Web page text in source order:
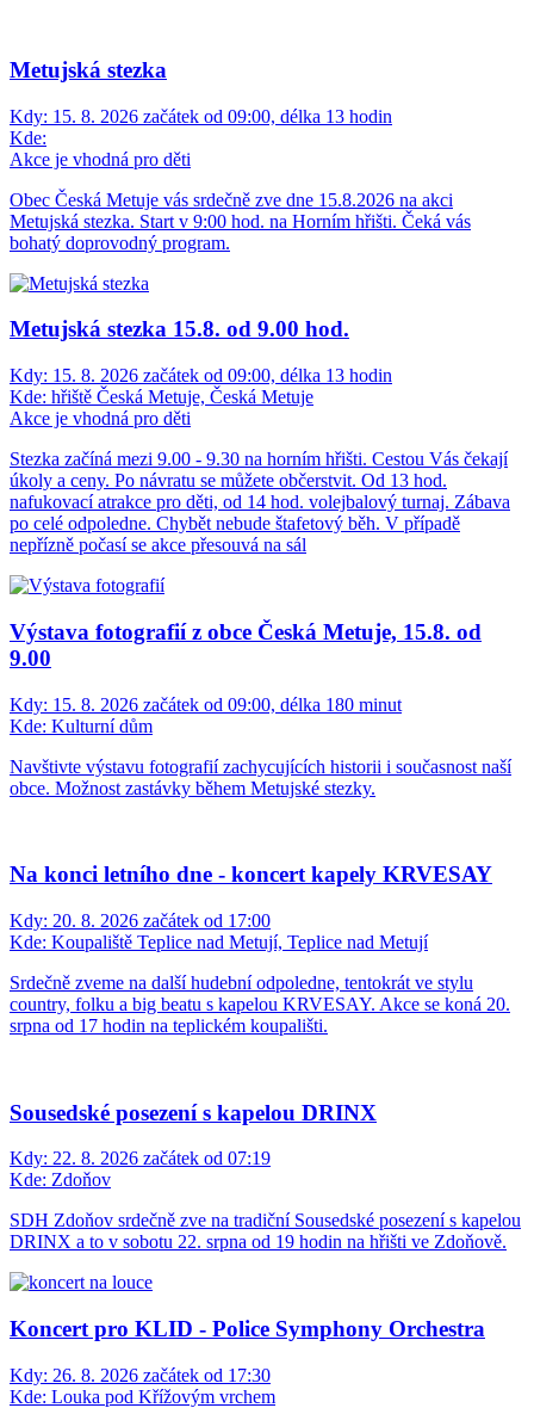
Metujská stezka
Kdy: 15. 8. 2026 začátek od 09:00, délka 13 hodin
Kde:
Akce je vhodná pro děti
Obec Česká Metuje vás srdečně zve dne 15.8.2026 na akci
Metujská stezka. Start v 9:00 hod. na Horním hřišti. Čeká vás
bohatý doprovodný program.
Metujská stezka 15.8. od 9.00 hod.
Kdy: 15. 8. 2026 začátek od 09:00, délka 13 hodin
Kde: hřiště Česká Metuje, Česká Metuje
Akce je vhodná pro děti
Stezka začíná mezi 9.00 - 9.30 na horním hřišti. Cestou Vás čekají
úkoly a ceny. Po návratu se můžete občerstvit. Od 13 hod.
nafukovací atrakce pro děti, od 14 hod. volejbalový turnaj. Zábava
po celé odpoledne. Chybět nebude štafetový běh. V případě
nepřízně počasí se akce přesouvá na sál
Výstava fotografií z obce Česká Metuje, 15.8. od
9.00
Kdy: 15. 8. 2026 začátek od 09:00, délka 180 minut
Kde: Kulturní dům
Navštivte výstavu fotografií zachycujících historii i současnost naší
obce. Možnost zastávky během Metujské stezky.
Na konci letního dne - koncert kapely KRVESAY
Kdy: 20. 8. 2026 začátek od 17:00
Kde: Koupaliště Teplice nad Metují, Teplice nad Metují
Srdečně zveme na další hudební odpoledne, tentokrát ve stylu
country, folku a big beatu s kapelou KRVESAY. Akce se koná 20.
srpna od 17 hodin na teplickém koupališti.
Sousedské posezení s kapelou DRINX
Kdy: 22. 8. 2026 začátek od 07:19
Kde: Zdoňov
SDH Zdoňov srdečně zve na tradiční Sousedské posezení s kapelou
DRINX a to v sobotu 22. srpna od 19 hodin na hřišti ve Zdoňově.
Koncert pro KLID - Police Symphony Orchestra
Kdy: 26. 8. 2026 začátek od 17:30
Kde: Louka pod Křížovým vrchem